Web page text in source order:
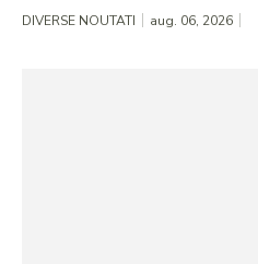
DIVERSE NOUTATI aug. 06, 2026